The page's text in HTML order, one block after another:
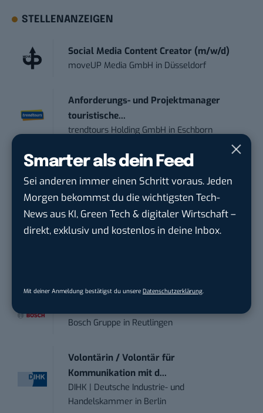
Smarter als dein Feed
Sei anderen immer einen Schritt voraus. Jeden
Morgen bekommst du die wichtigsten Tech-
News aus KI, Green Tech & digitaler Wirtschaft –
direkt, exklusiv und kostenlos in deine Inbox.
Mit deiner Anmeldung bestätigst du unsere Datenschutzerklärung.
STELLENANZEIGEN
Social Media Content Creator (m/w/d)
moveUP Media GmbH in Düsseldorf
Anforderungs- und Projektmanager
touristische...
trendtours Holding GmbH in Eschborn
Werkstudent (m/w/d) im Bereich
Webdesign &amp...
ALFIX GmbHinGroßschirma bei Freiberg
Mitarbeiter (m/w/d) Customer
Bosch Gruppe in Reutlingen
Volontärin / Volontär für
Kommunikation mit d...
DIHK | Deutsche Industrie- und
Handelskammer in Berlin